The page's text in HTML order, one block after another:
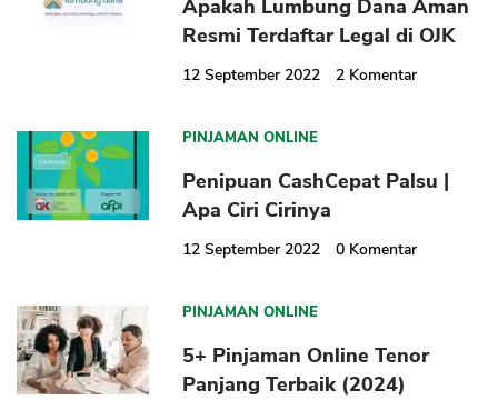
Apakah Lumbung Dana Aman
Resmi Terdaftar Legal di OJK
12 September 2022 2 Komentar
PINJAMAN ONLINE
Penipuan CashCepat Palsu |
Apa Ciri Cirinya
12 September 2022 0 Komentar
PINJAMAN ONLINE
5+ Pinjaman Online Tenor
Panjang Terbaik (2024)